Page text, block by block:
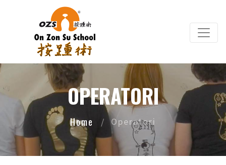
Salta al contenuto principale
OPERATORI
Home Operatori